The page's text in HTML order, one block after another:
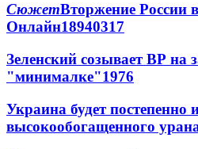
СюжетВторжение России
Онлайн18940317
Зеленский созывает ВР на
"минималке"1976
Украина будет постепенно
высокообогащенного